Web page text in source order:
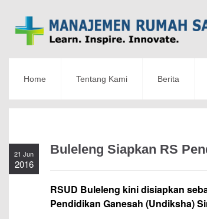
Home Tentang Kami Berita
21 Jun
2016
Buleleng Siapkan RS
RSUD Buleleng kini disiapkan
Pendidikan Ganesah (Undiksha)